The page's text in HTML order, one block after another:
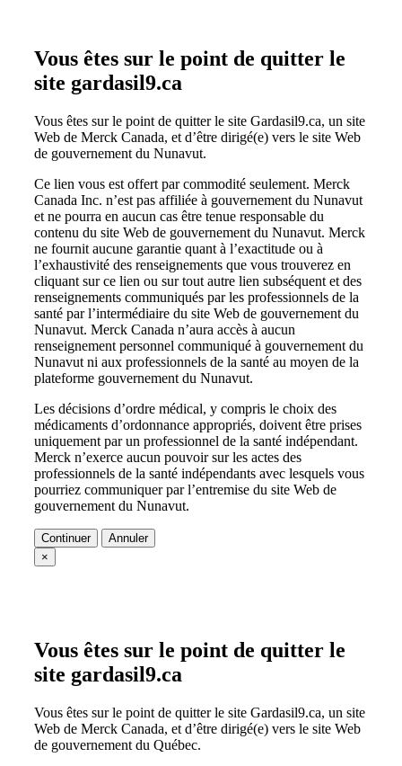
Vous êtes sur le point de quitter le
site gardasil9.ca
Vous êtes sur le point de quitter le site Gardasil9.ca, un site
Web de Merck Canada, et d’être dirigé(e) vers le site Web
de gouvernement du Nunavut.
Ce lien vous est offert par commodité seulement. Merck
Canada Inc. n’est pas affiliée à gouvernement du Nunavut
et ne pourra en aucun cas être tenue responsable du
contenu du site Web de gouvernement du Nunavut. Merck
ne fournit aucune garantie quant à l’exactitude ou à
l’exhaustivité des renseignements que vous trouverez en
cliquant sur ce lien ou sur tout autre lien subséquent et des
renseignements communiqués par les professionnels de la
santé par l’intermédiaire du site Web de gouvernement du
Nunavut. Merck Canada n’aura accès à aucun
renseignement personnel communiqué à gouvernement du
Nunavut ni aux professionnels de la santé au moyen de la
plateforme gouvernement du Nunavut.
Les décisions d’ordre médical, y compris le choix des
médicaments d’ordonnance appropriés, doivent être prises
uniquement par un professionnel de la santé indépendant.
Merck n’exerce aucun pouvoir sur les actes des
professionnels de la santé indépendants avec lesquels vous
pourriez communiquer par l’entremise du site Web de
gouvernement du Nunavut.
Continuer
Annuler
×
Vous êtes sur le point de quitter le
site gardasil9.ca
Vous êtes sur le point de quitter le site Gardasil9.ca, un site
Web de Merck Canada, et d’être dirigé(e) vers le site Web
de gouvernement du Québec.